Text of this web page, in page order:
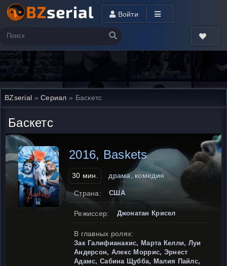
Войти
BZserial »Сериал » Баскетс
Баскетс
2016, Baskets
30 мин. драма, комедия
Страна: США
Режиссер: Джонатан Крисел
В главных ролях:
Зак Галифианакис, Марта Келли, Луи
Андерсон, Алекс Моррис, Эрнест
Адамс, Сабина Щубба, Малия Пайлс,